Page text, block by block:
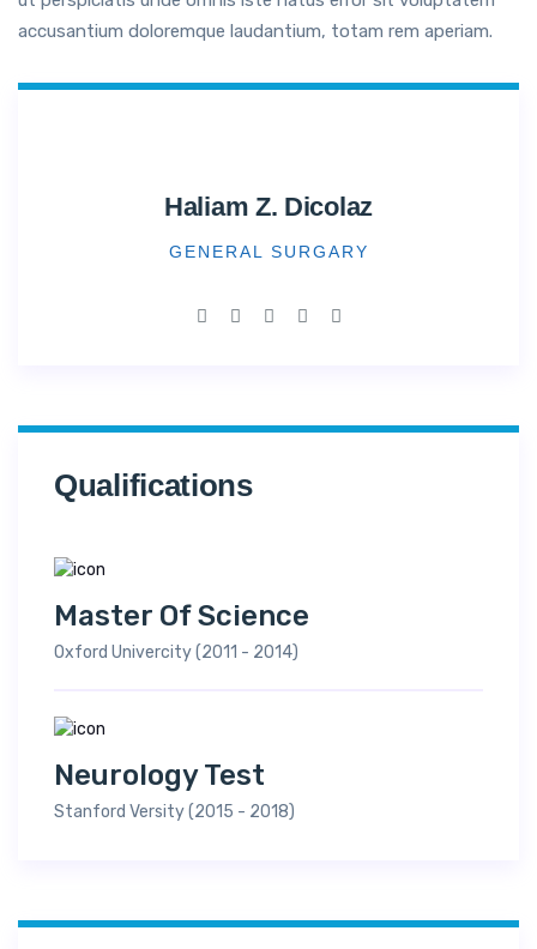
accusantium doloremque laudantium, totam rem aperiam.
Haliam Z. Dicolaz
GENERAL SURGARY
Qualifications
Master Of Science
Oxford Univercity (2011 - 2014)
Neurology Test
Stanford Versity (2015 - 2018)